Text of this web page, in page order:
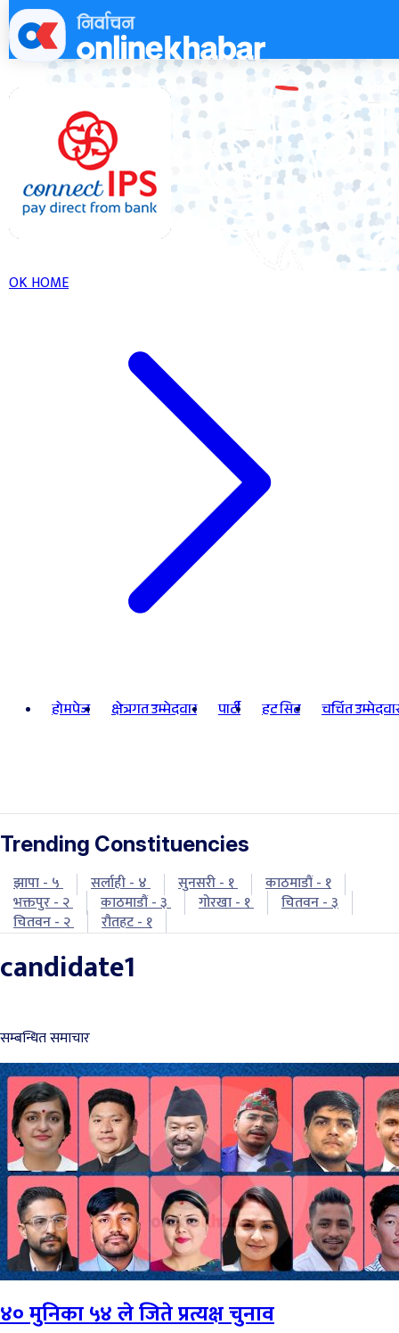
Skip
to
content
OK HOME
होमपेज क्षेत्रगत उम्मेदवार पार्टी हट सिट चर्चित
Trending Constituencies
झापा - ५ सर्लाही - ४ सुनसरी - १
काठमाडौं - १
भक्तपुर - २
काठमाडौं - ३ गोरखा - १
चितवन - ३
चितवन - २
रौतहट - १
candidate1
सम्बन्धित समाचार
४० मुनिका ५४ ले जिते प्रत्यक्ष चुनाव